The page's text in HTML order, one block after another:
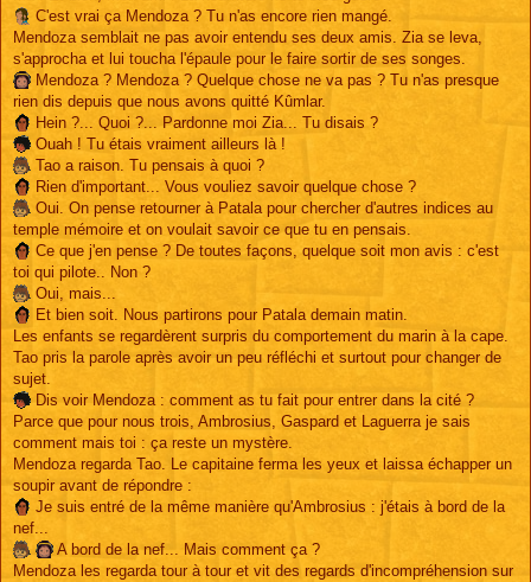
C'est vrai ça Mendoza ? Tu n'as encore rien mangé.
Mendoza semblait ne pas avoir entendu ses deux amis. Zia se leva,
s'approcha et lui toucha l'épaule pour le faire sortir de ses songes.
Mendoza ? Mendoza ? Quelque chose ne va pas ? Tu n'as presque
rien dis depuis que nous avons quitté Kûmlar.
Hein ?... Quoi ?... Pardonne moi Zia... Tu disais ?
Ouah ! Tu étais vraiment ailleurs là !
Tao a raison. Tu pensais à quoi ?
Rien d'important... Vous vouliez savoir quelque chose ?
Oui. On pense retourner à Patala pour chercher d'autres indices au
temple mémoire et on voulait savoir ce que tu en pensais.
Ce que j'en pense ? De toutes façons, quelque soit mon avis : c'est
toi qui pilote.. Non ?
Oui, mais...
Et bien soit. Nous partirons pour Patala demain matin.
Les enfants se regardèrent surpris du comportement du marin à la cape.
Tao pris la parole après avoir un peu réfléchi et surtout pour changer de
sujet.
Dis voir Mendoza : comment as tu fait pour entrer dans la cité ?
Parce que pour nous trois, Ambrosius, Gaspard et Laguerra je sais
comment mais toi : ça reste un mystère.
Mendoza regarda Tao. Le capitaine ferma les yeux et laissa échapper un
soupir avant de répondre :
Je suis entré de la même manière qu'Ambrosius : j'étais à bord de la
nef...
A bord de la nef... Mais comment ça ?
Mendoza les regarda tour à tour et vit des regards d'incompréhension sur